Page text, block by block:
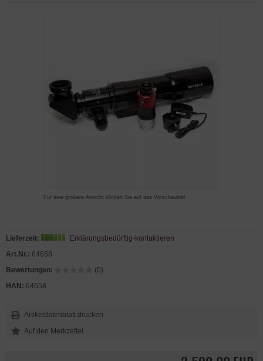
Für eine größere Ansicht klicken Sie auf das Vorschaubild
Lieferzeit:
Erklärungsbedürftig-kontaktieren
Art.Nr.: 64658
Bewertungen:
(0)
HAN: 64658
Artikeldatenblatt drucken